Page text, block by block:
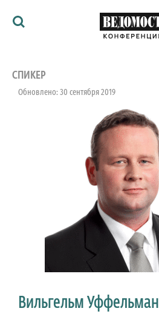
Архив
Ведомости
Как потратить
СПИКЕР
Обновлено: 30 сентября 2019
Вильгельм Уффельман